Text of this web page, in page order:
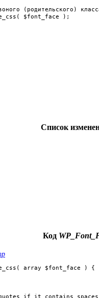
(родительского)
$font_face );
Список
Код
array $font_face ) {